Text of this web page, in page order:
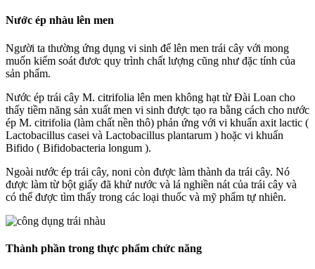
Nước ép nhàu lên men
Người ta thường ứng dụng vi sinh để lên men trái cây với mong
muốn kiểm soát đươc quy trình chất lượng cũng như đặc tính của
sản phẩm.
Nước ép trái cây M. citrifolia lên men không hạt từ Đài Loan cho
thấy tiềm năng sản xuất men vi sinh được tạo ra bằng cách cho nước
ép M. citrifolia (làm chất nền thô) phản ứng với vi khuẩn axit lactic (
Lactobacillus casei và Lactobacillus plantarum ) hoặc vi khuẩn
Bifido ( Bifidobacteria longum ).
Ngoài nước ép trái cây, noni còn được làm thành da trái cây. Nó
được làm từ bột giấy đã khử nước và lá nghiền nát của trái cây và
có thể được tìm thấy trong các loại thuốc và mỹ phẩm tự nhiên.
Thành phần trong thực phẩm chức năng